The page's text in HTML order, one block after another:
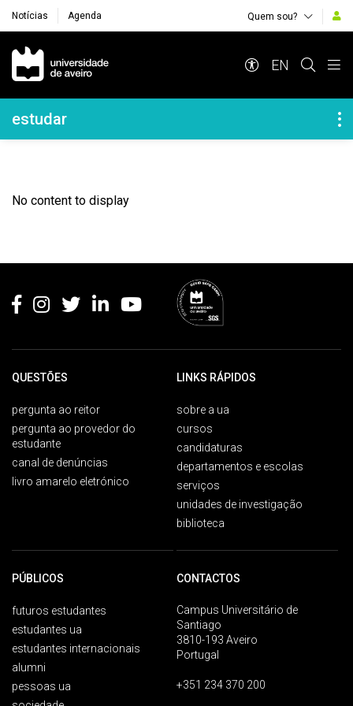
Notícias Agenda Quem sou?
Navegação Principal
EN
Navegação Lateral
estudar
No content to display
QUESTÕES
pergunta ao reitor
pergunta ao provedor do
estudante
canal de denúncias
livro amarelo eletrónico
LINKS RÁPIDOS
sobre a ua
cursos
candidaturas
departamentos e escolas
serviços
unidades de investigação
biblioteca
PÚBLICOS
futuros estudantes
estudantes ua
estudantes internacionais
alumni
pessoas ua
CONTACTOS
Campus Universitário de
Santiago
3810-193 Aveiro
Portugal
+351 234 370 200